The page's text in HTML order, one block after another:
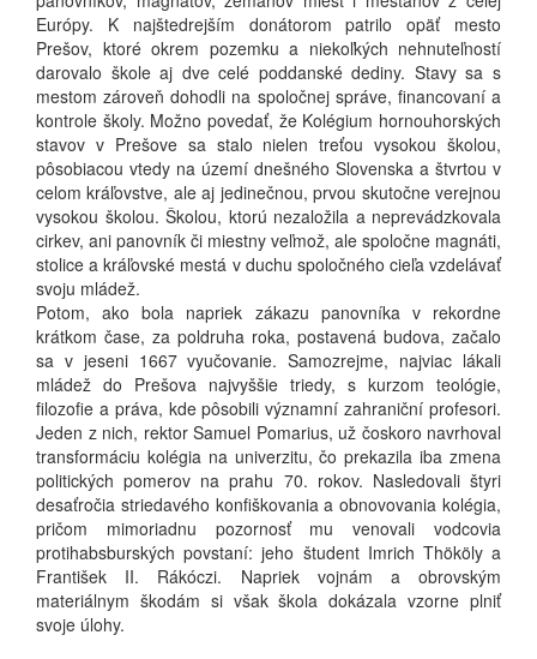
Európy. K najštedrejším donátorom patrilo opäť mesto
Prešov, ktoré okrem pozemku a niekoľkých nehnuteľností
darovalo škole aj dve celé poddanské dediny. Stavy sa s
mestom zároveň dohodli na spoločnej správe, financovaní a
kontrole školy. Možno povedať, že Kolégium hornouhorských
stavov v Prešove sa stalo nielen treťou vysokou školou,
pôsobiacou vtedy na území dnešného Slovenska a štvrtou v
celom kráľovstve, ale aj jedinečnou, prvou skutočne verejnou
vysokou školou. Školou, ktorú nezaložila a neprevádzkovala
cirkev, ani panovník či miestny veľmož, ale spoločne magnáti,
stolice a kráľovské mestá v duchu spoločného cieľa vzdelávať
svoju mládež.
Potom, ako bola napriek zákazu panovníka v rekordne
krátkom čase, za poldruha roka, postavená budova, začalo
sa v jeseni 1667 vyučovanie. Samozrejme, najviac lákali
mládež do Prešova najvyššie triedy, s kurzom teológie,
filozofie a práva, kde pôsobili významní zahraniční profesori.
Jeden z nich, rektor Samuel Pomarius, už čoskoro navrhoval
transformáciu kolégia na univerzitu, čo prekazila iba zmena
politických pomerov na prahu 70. rokov. Nasledovali štyri
desaťročia striedavého konfiškovania a obnovovania kolégia,
pričom mimoriadnu pozornosť mu venovali vodcovia
protihabsburských povstaní: jeho študent Imrich Thököly a
František II. Rákóczi. Napriek vojnám a obrovským
materiálnym škodám si však škola dokázala vzorne plniť
svoje úlohy.